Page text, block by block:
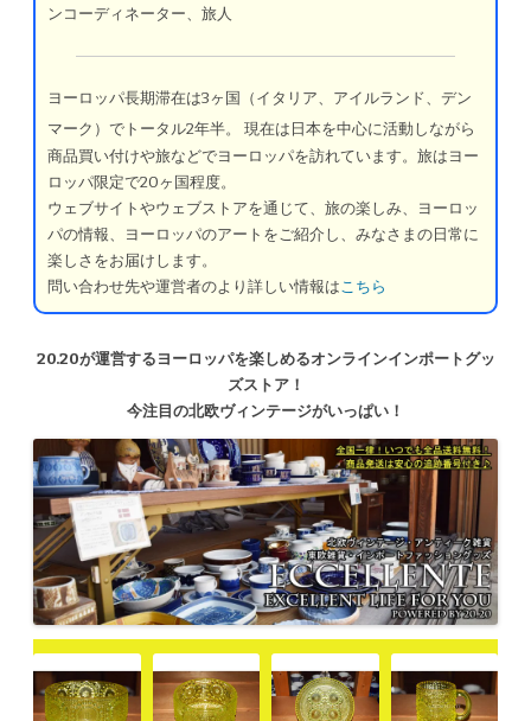
ンコーディネーター、旅人
ヨーロッパ長期滞在は3ヶ国（イタリア、アイルランド、デン
マーク）でトータル2年半。
現在は日本を中心に活動しながら
商品買い付けや旅などでヨーロッパを訪れています。旅はヨー
ロッパ限定で20ヶ国程度。
ウェブサイトやウェブストアを通じて、旅の楽しみ、ヨーロッ
パの情報、ヨーロッパのアートをご紹介し、みなさまの日常に
楽しさをお届けします。
問い合わせ先や運営者のより詳しい情報はこちら
20.20が運営するヨーロッパを楽しめるオンラインインポートグッ
ズストア！
今注目の北欧ヴィンテージがいっぱい！